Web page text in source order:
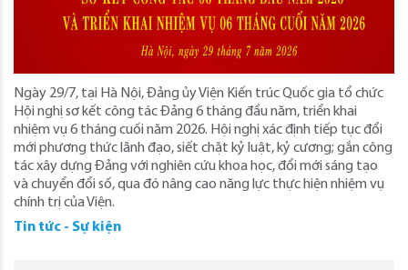
Ngày 29/7, tại Hà Nội, Đảng ủy Viện Kiến trúc Quốc gia tổ chức
Hội nghị sơ kết công tác Đảng 6 tháng đầu năm, triển khai
nhiệm vụ 6 tháng cuối năm 2026. Hội nghị xác định tiếp tục đổi
mới phương thức lãnh đạo, siết chặt kỷ luật, kỷ cương; gắn công
tác xây dựng Đảng với nghiên cứu khoa học, đổi mới sáng tạo
và chuyển đổi số, qua đó nâng cao năng lực thực hiện nhiệm vụ
chính trị của Viện.
Tin tức - Sự kiện